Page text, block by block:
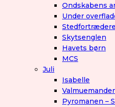
Ondskabens
Under
Skytsenglen
Havets børn
MCS
Juli
Isabelle
Pyromanen –